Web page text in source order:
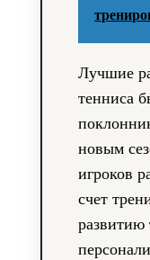
Лучшие
тенниса
новым
игроков
счет
развитию